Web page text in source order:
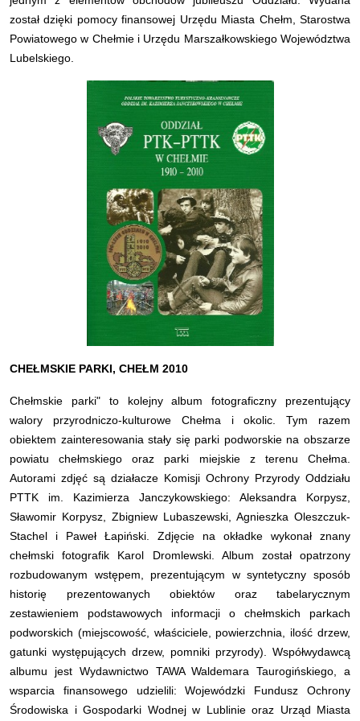
został dzięki pomocy finansowej Urzędu Miasta Chełm, Starostwa
Powiatowego w Chełmie i Urzędu Marszałkowskiego Województwa
Lubelskiego.
CHEŁMSKIE PARKI, CHEŁM 2010
Chełmskie parki" to kolejny album fotograficzny prezentujący
walory przyrodniczo-kulturowe Chełma i okolic. Tym razem
obiektem zainteresowania stały się parki podworskie na obszarze
powiatu chełmskiego oraz parki miejskie z terenu Chełma.
Autorami zdjęć są działacze Komisji Ochrony Przyrody Oddziału
PTTK im. Kazimierza Janczykowskiego: Aleksandra Korpysz,
Sławomir Korpysz, Zbigniew Lubaszewski, Agnieszka Oleszczuk-
Stachel i Paweł Łapiński. Zdjęcie na okładke wykonał znany
chełmski fotografik Karol Dromlewski. Album został opatrzony
rozbudowanym wstępem, prezentującym w syntetyczny sposób
historię prezentowanych obiektów oraz tabelarycznym
zestawieniem podstawowych informacji o chełmskich parkach
podworskich (miejscowość, właściciele, powierzchnia, ilość drzew,
gatunki występujących drzew, pomniki przyrody). Współwydawcą
albumu jest Wydawnictwo TAWA Waldemara Taurogińskiego, a
wsparcia finansowego udzielili: Wojewódzki Fundusz Ochrony
Środowiska i Gospodarki Wodnej w Lublinie oraz Urząd Miasta